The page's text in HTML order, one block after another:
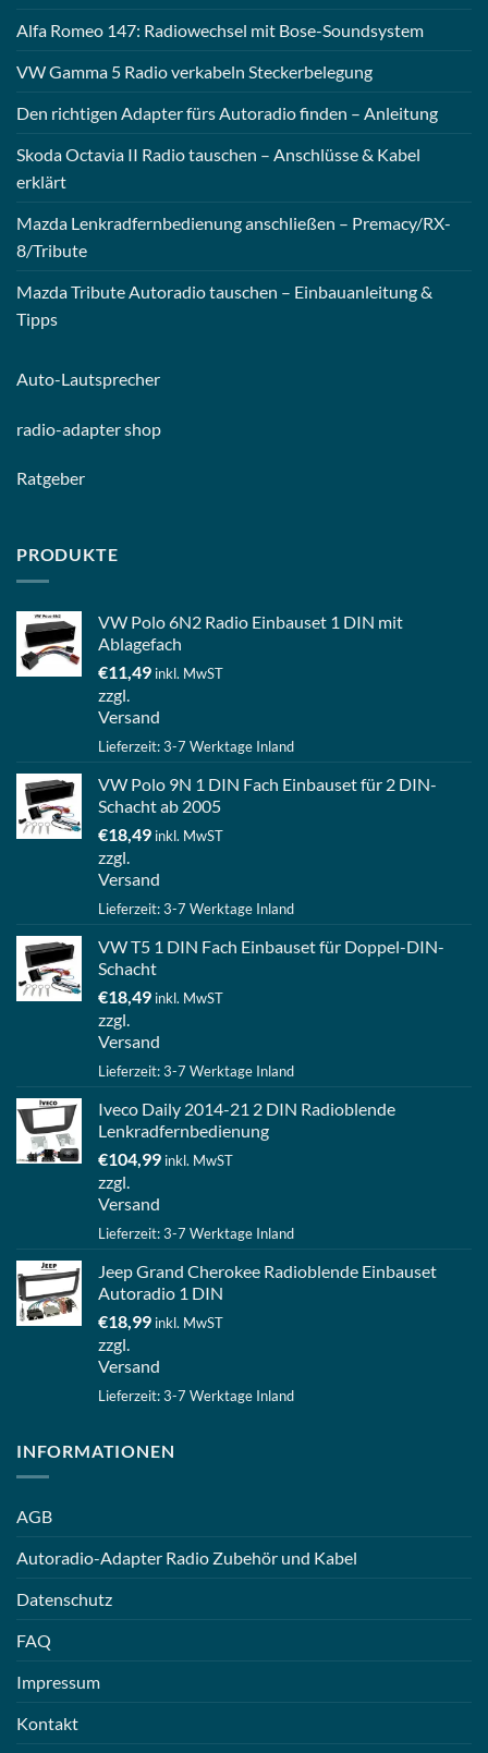
Alfa Romeo 147: Radiowechsel mit Bose-Soundsystem
VW Gamma 5 Radio verkabeln Steckerbelegung
Den richtigen Adapter fürs Autoradio finden – Anleitung
Skoda Octavia II Radio tauschen – Anschlüsse & Kabel
erklärt
Mazda Lenkradfernbedienung anschließen – Premacy/RX-
8/Tribute
Mazda Tribute Autoradio tauschen – Einbauanleitung &
Tipps
Auto-Lautsprecher
radio-adapter shop
Ratgeber
PRODUKTE
VW Polo 6N2 Radio Einbauset 1 DIN mit
Ablagefach
€11,49 inkl. MwST
zzgl.
Versand
Lieferzeit: 3-7 Werktage Inland
VW Polo 9N 1 DIN Fach Einbauset für 2 DIN-
Schacht ab 2005
€18,49 inkl. MwST
zzgl.
Versand
Lieferzeit: 3-7 Werktage Inland
VW T5 1 DIN Fach Einbauset für Doppel-DIN-
Schacht
€18,49 inkl. MwST
zzgl.
Versand
Lieferzeit: 3-7 Werktage Inland
Iveco Daily 2014-21 2 DIN Radioblende
Lenkradfernbedienung
€104,99 inkl. MwST
zzgl.
Versand
Lieferzeit: 3-7 Werktage Inland
Jeep Grand Cherokee Radioblende Einbauset
Autoradio 1 DIN
€18,99 inkl. MwST
zzgl.
Versand
Lieferzeit: 3-7 Werktage Inland
INFORMATIONEN
AGB
Autoradio-Adapter Radio Zubehör und Kabel
Datenschutz
FAQ
Impressum
Kontakt